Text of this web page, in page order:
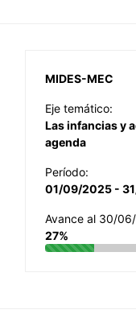
MIDES-MEC
Eje temático:
Las infancias y
agenda
Período:
01/09/2025 -
Avance al 30/
27%